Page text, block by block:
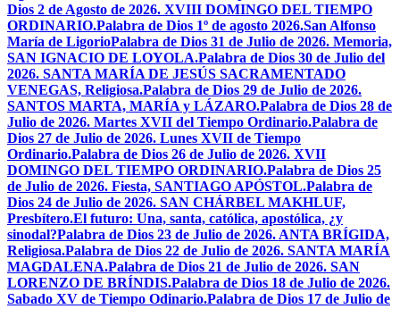
Dios 2 de Agosto de 2026. XVIII DOMINGO DEL TIEMPO
ORDINARIO.Palabra de Dios 1º de agosto 2026.San Alfonso
María de LigorioPalabra de Dios 31 de Julio de 2026. Memoria,
SAN IGNACIO DE LOYOLA.Palabra de Dios 30 de Julio del
2026. SANTA MARÍA DE JESÚS SACRAMENTADO
VENEGAS, Religiosa.Palabra de Dios 29 de Julio de 2026.
SANTOS MARTA, MARÍA y LÁZARO.Palabra de Dios 28 de
Julio de 2026. Martes XVII del Tiempo Ordinario.Palabra de
Dios 27 de Julio de 2026. Lunes XVII de Tiempo
Ordinario.Palabra de Dios 26 de Julio de 2026. XVII
DOMINGO DEL TIEMPO ORDINARIO.Palabra de Dios 25
de Julio de 2026. Fiesta, SANTIAGO APÓSTOL.Palabra de
Dios 24 de Julio de 2026. SAN CHÁRBEL MAKHLUF,
Presbítero.El futuro: Una, santa, católica, apostólica, ¿y
sinodal?Palabra de Dios 23 de Julio de 2026. ANTA BRÍGIDA,
Religiosa.Palabra de Dios 22 de Julio de 2026. SANTA MARÍA
MAGDALENA.Palabra de Dios 21 de Julio de 2026. SAN
LORENZO DE BRÍNDIS.Palabra de Dios 18 de Julio de 2026.
Sabado XV de Tiempo Odinario.Palabra de Dios 17 de Julio de